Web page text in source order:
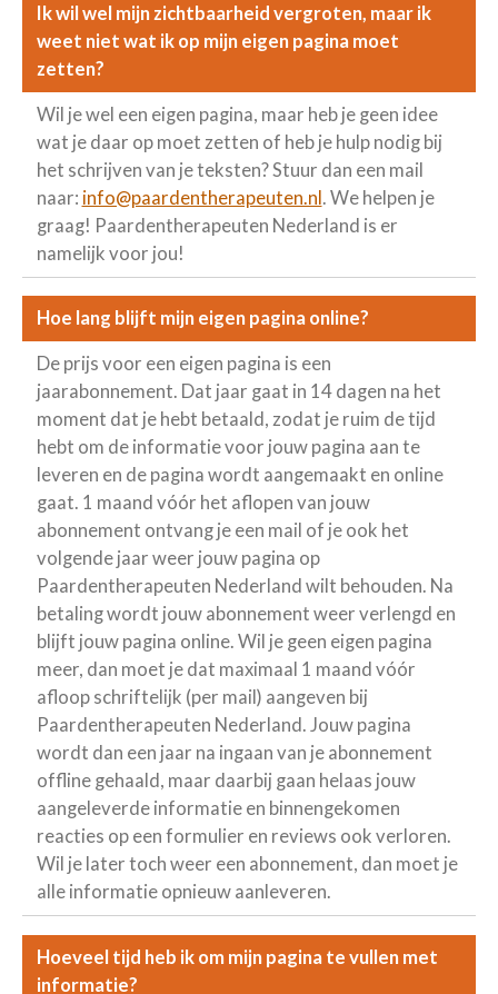
Ik wil wel mijn zichtbaarheid vergroten, maar ik
weet niet wat ik op mijn eigen pagina moet
zetten?
Wil je wel een eigen pagina, maar heb je geen idee
wat je daar op moet zetten of heb je hulp nodig bij
het schrijven van je teksten? Stuur dan een mail
naar: info@paardentherapeuten.nl. We helpen je
graag! Paardentherapeuten Nederland is er
namelijk voor jou!
Hoe lang blijft mijn eigen pagina online?
De prijs voor een eigen pagina is een
jaarabonnement. Dat jaar gaat in 14 dagen na het
moment dat je hebt betaald, zodat je ruim de tijd
hebt om de informatie voor jouw pagina aan te
leveren en de pagina wordt aangemaakt en online
gaat. 1 maand vóór het aflopen van jouw
abonnement ontvang je een mail of je ook het
volgende jaar weer jouw pagina op
Paardentherapeuten Nederland wilt behouden. Na
betaling wordt jouw abonnement weer verlengd en
blijft jouw pagina online. Wil je geen eigen pagina
meer, dan moet je dat maximaal 1 maand vóór
afloop schriftelijk (per mail) aangeven bij
Paardentherapeuten Nederland. Jouw pagina
wordt dan een jaar na ingaan van je abonnement
offline gehaald, maar daarbij gaan helaas jouw
aangeleverde informatie en binnengekomen
reacties op een formulier en reviews ook verloren.
Wil je later toch weer een abonnement, dan moet je
alle informatie opnieuw aanleveren.
Hoeveel tijd heb ik om mijn pagina te vullen met
informatie?